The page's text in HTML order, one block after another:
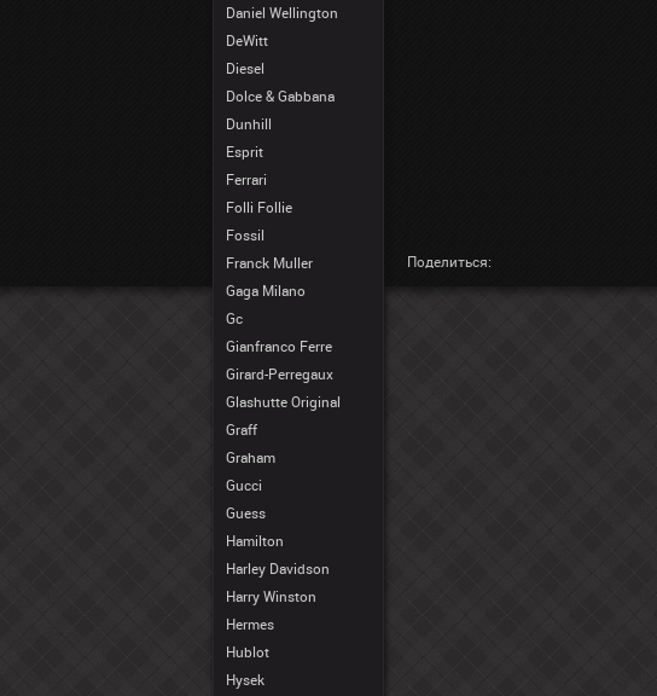
Daniel Wellington
DeWitt
Diesel
Dolce & Gabbana
Dunhill
Esprit
Ferrari
Folli Follie
Fossil
Franck Muller
Gaga Milano
Gc
Gianfranco Ferre
Girard-Perregaux
Glashutte Original
Graff
Graham
Gucci
Guess
Hamilton
Harley Davidson
Harry Winston
Hermes
Hublot
Hysek
Поделиться: